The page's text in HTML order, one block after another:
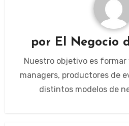
por El Negocio
Nuestro objetivo es
managers, productores de
distintos modelos de